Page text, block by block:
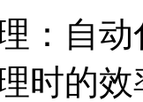
自动
时的效